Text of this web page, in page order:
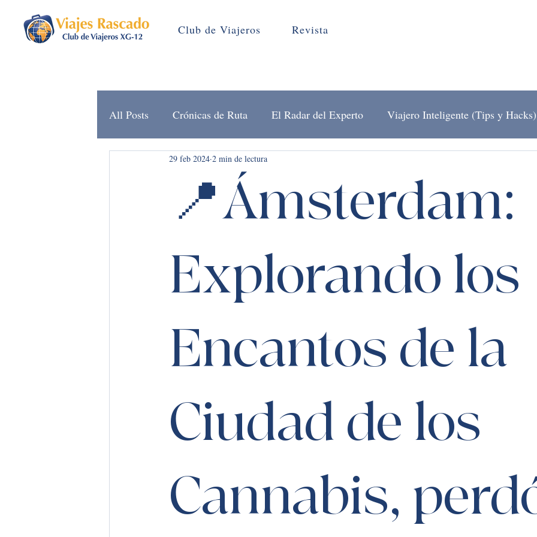
Club de Viajeros Revista
All Posts Crónicas de Ruta El Radar del Experto Viajero Inteligente (Tips y Hacks)
Brújula Rascado (Noticias)
📍Ámsterdam:
Explorando los
Encantos de la
Ciudad de los
Cannabis,
29 feb 2024 2 min de lectura